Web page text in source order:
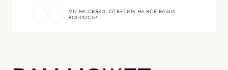
МЫ НА СВЯЗИ. ОТВЕТИМ НА ВСЕ ВАШИ
ВОПРОСЫ!